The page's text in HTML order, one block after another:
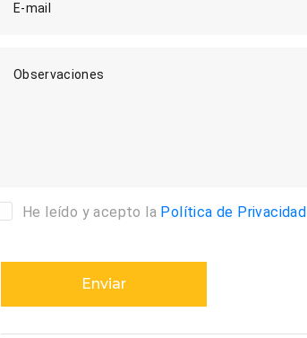
E-mail
Observaciones
He leído y acepto la Política de Privacidad
Enviar